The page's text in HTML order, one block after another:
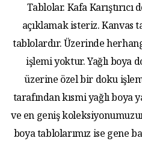
Tablolar. Kafa
açıklamak isteriz. Kanvas
tablolardır. Üzerinde
işlemi yoktur. Yağlı boya
üzerine özel bir doku
tarafından kısmi yağlı boya
ve en geniş
boya tablolarımız ise gene